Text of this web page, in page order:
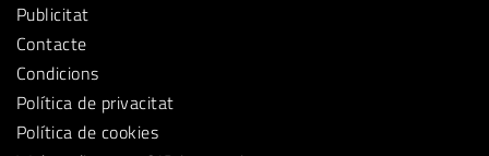
Publicitat
Contacte
Condicions
Política de privacitat
Política de cookies